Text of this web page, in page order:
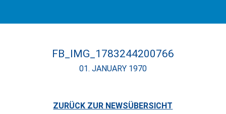
FB_IMG_1783244200766
01. JANUARY 1970
ZURÜCK ZUR NEWSÜBERSICHT